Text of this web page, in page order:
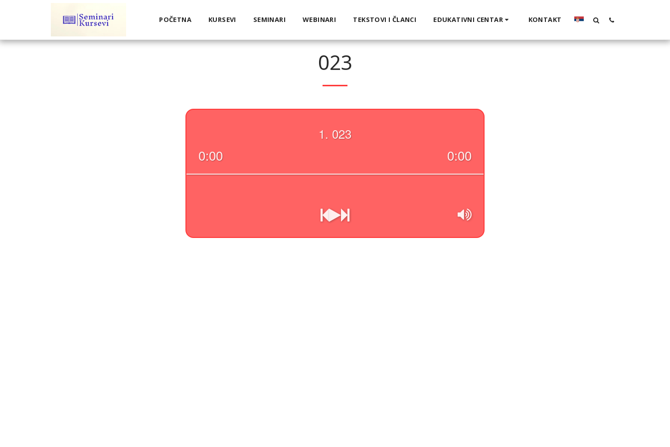
POČETNA KURSEVI SEMINARI WEBINARI TEKSTOVI I ČLANCI EDUKATIVNI CENTAR KONTAKT
023